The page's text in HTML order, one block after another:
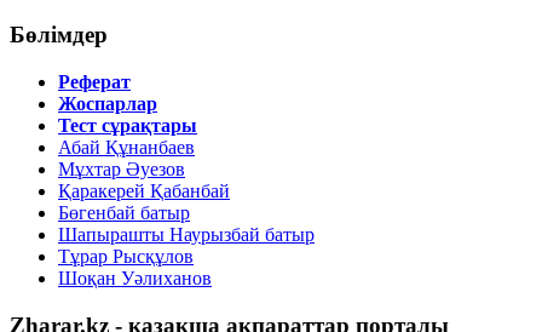
Бөлімдер
Реферат
Жоспарлар
Тест сұрақтары
Абай Құнанбаев
Мұхтар Әуезов
Қаракерей Қабанбай
Бөгенбай батыр
Шапырашты Наурызбай батыр
Тұрар Рысқұлов
Шоқан Уәлиханов
Zharar.kz - қазақша ақпараттар порталы